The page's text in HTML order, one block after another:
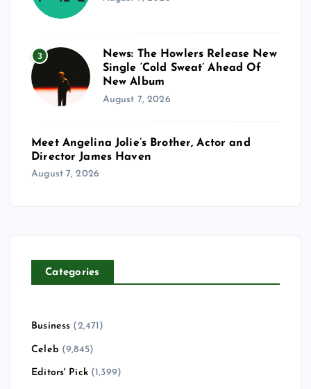
3
News: The Howlers Release New
Single ‘Cold Sweat’ Ahead Of
New Album
August 7, 2026
Meet Angelina Jolie’s Brother, Actor and
Director James Haven
August 7, 2026
Categories
Business (2,471)
Celeb (9,845)
Editors' Pick(1,399)